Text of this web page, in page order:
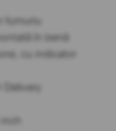
fumuriu
în benă
cu indicator